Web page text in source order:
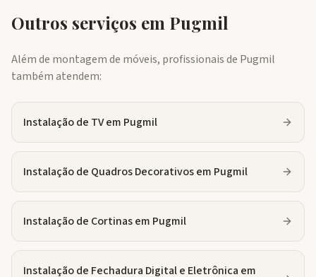
Outros serviços em Pugmil
Além de montagem de móveis, profissionais de Pugmil
também atendem:
Instalação de TVem Pugmil
Instalação de Quadros Decorativosem Pugmil
Instalação de Cortinasem Pugmil
Instalação de Fechadura Digital e Eletrônica em